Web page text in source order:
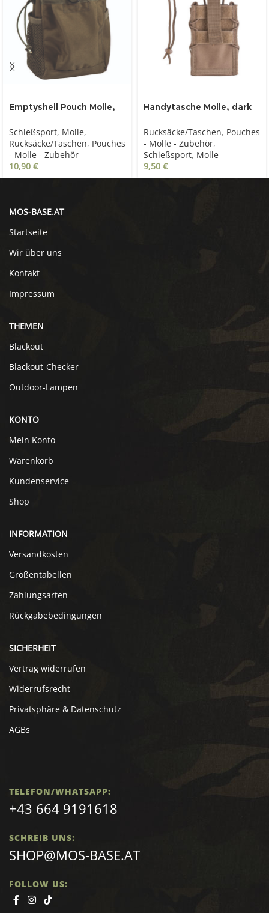
Emptyshell Pouch Molle,
Schießsport, Molle,
Rucksäcke/Taschen, Pouches
- Molle - Zubehör
10,90 €
Handytasche Molle, dark
Rucksäcke/Taschen, Pouches
- Molle - Zubehör,
Schießsport, Molle
9,50 €
MOS-BASE.AT
Startseite
Wir über uns
Kontakt
Impressum
THEMEN
Blackout
Blackout-Checker
Outdoor-Lampen
KONTO
Mein Konto
Warenkorb
Kundenservice
Shop
INFORMATION
Versandkosten
Größentabellen
Zahlungsarten
Rückgabebedingungen
SICHERHEIT
Vertrag widerrufen
Widerrufsrecht
Privatsphäre & Datenschutz
AGBs
TELEFON/WHATSAPP:
+43 664 9191618
SCHREIB UNS:
SHOP@MOS-BASE.AT
FOLLOW US: